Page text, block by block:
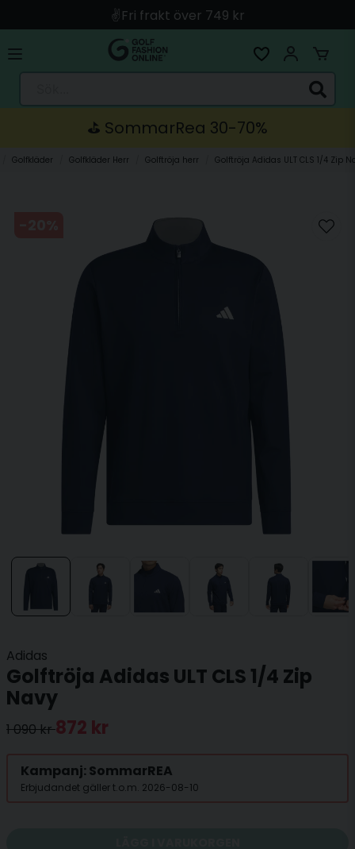
🚀 Snabb leverans med Instabox & PostNord
🛍️ Betala med Swish, Apple Pay, Kort & Faktura
🚚 Skickas direkt från lagret i Linköping
⛳️ SommarRea 30-70%
Golfkläder Golfkläder Herr Golftröja herr Golftröja Adidas ULT CLS 1/4 Zip
Adidas
Golftröja Adidas ULT CLS 1/4 Zip
Navy
1 090 kr872 kr
Kampanj: SommarREA
Erbjudandet gäller t.o.m. 2026-08-10